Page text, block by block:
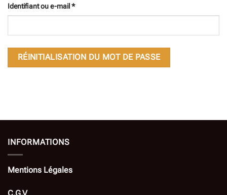
Identifiant ou e-mail *Obligatoire
RÉINITIALISATION DU MOT DE PASSE
INFORMATIONS
Mentions Légales
C.G.V